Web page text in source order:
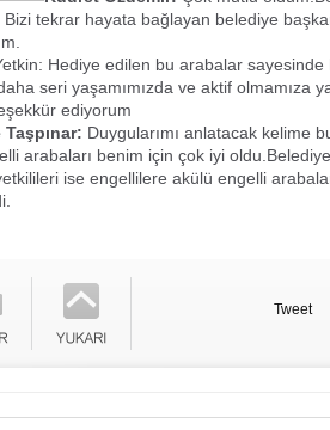
Bizi tekrar hayata bağlayan belediye
Hediye edilen bu arabalar sayesinde
seri yaşamımızda ve aktif olmamıza
ediyorum
Duygularımı anlatacak kelime
arabaları benim için çok iyi oldu.Belediye
ise engellilere akülü engelli
Tweet